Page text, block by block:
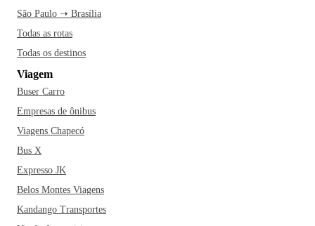
São Paulo ➝ Brasília
Todas as rotas
Todas os destinos
Viagem
Buser Carro
Empresas de ônibus
Viagens Chapecó
Bus X
Expresso JK
Belos Montes Viagens
Kandango Transportes